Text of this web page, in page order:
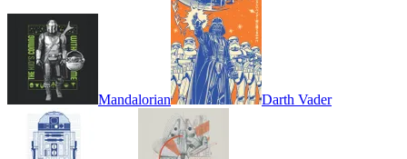
Mandalorian Darth Vader